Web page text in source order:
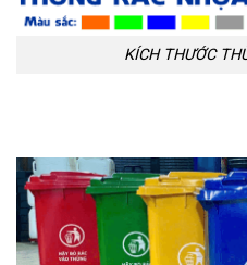
KÍCH THƯỚC